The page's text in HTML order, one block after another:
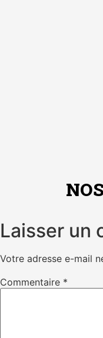
Laisser un
Votre adresse e-mail
Commentaire *